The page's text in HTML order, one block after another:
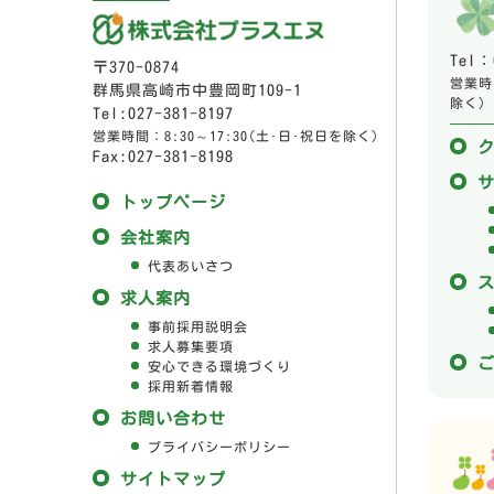
〒370-0874
群馬県高崎市中豊岡町109-1
Tel:027-381-8197
営業時間：8:30～17:30(土･日･祝日を除く)
Fax:027-381-8198
トップページ
会社案内
代表あいさつ
求人案内
事前採用説明会
求人募集要項
安心できる環境づくり
採用新着情報
お問い合わせ
プライバシーポリシー
サイトマップ
Tel
営業
除く)